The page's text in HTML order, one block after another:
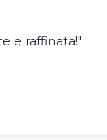
e raffinata!"